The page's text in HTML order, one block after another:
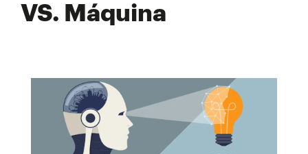
VS. Máquina